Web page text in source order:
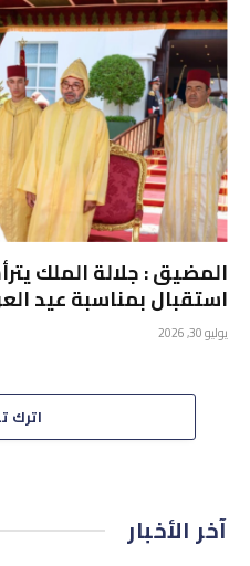
المضيق : جلالة الملك
استقبال بمناسبة عيد
يوليو 30, 2026
اترك
آخر الأخبار